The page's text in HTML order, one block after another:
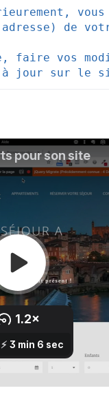
de
faire vos
à jour sur le